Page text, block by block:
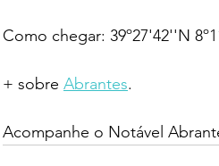
Como chegar: 39º27'42''N
+ sobre Abrantes.
Acompanhe o Notável